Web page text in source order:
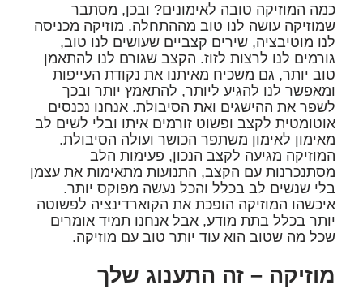
כמה המוזיקה טובה לאימונים? ובכן, מסתבר
שמוזיקה עושה לנו טוב מההתחלה. מוזיקה מכניסה
לנו מוטיבציה, שירים קצביים שעושים לנו טוב,
גורמים לנו לרצות לזוז. הקצב שגורם לנו להתאמן
טוב יותר, גם משכיח מאיתנו את נקודת העייפות
ומאפשר לנו להגיע ליותר, להתאמץ יותר ובכך
לשפר את ההישגים ואת הסיבולת. אנחנו נכנסים
אוטומטית לקצב ופשוט זורמים איתו ובלי לשים לב
מאימון לאימון משתפר הכושר ועולה הסיבולת.
המוזיקה מגיעה לקצב הנכון, פעימות הלב
מסתנכרנות עם הקצב, התנועות מתאימות את עצמן
בלי שנשים לב בכלל והכל נעשה מפוקס יותר.
איכשהו המוזיקה הופכת את הקוארדינציה לפשוטה
יותר בכלל בתת מודע, אבל אנחנו תמיד אומרים
שכל מה שטוב הוא עוד יותר טוב עם מוזיקה.
מוזיקה – זה התענוג שלך